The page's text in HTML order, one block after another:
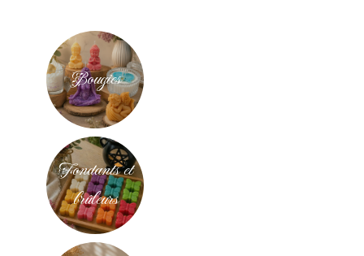
Bougies
Fondants et
brûleurs